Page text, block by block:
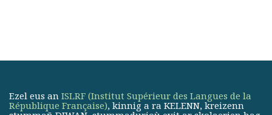
Ezel eus an ISLRF (Institut Supérieur des Langues de la
République Française), kinnig a ra KELENN, kreizenn